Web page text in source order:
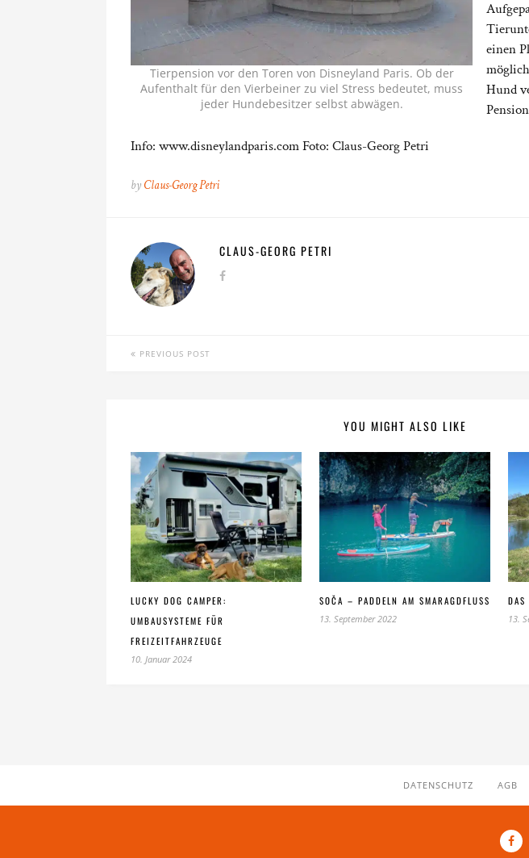
Tierpension vor den Toren von Disneyland Paris. Ob der
Aufenthalt für den Vierbeiner zu viel Stress bedeutet, muss
jeder Hundebesitzer selbst abwägen.
einen
Hund
Info: www.disneylandparis.com Foto: Claus-Georg Petri
byClaus-Georg Petri
CLAUS-GEORG PETRI
PREVIOUS POST
YOU MIGHT ALSO LIKE
LUCKY DOG CAMPER:
UMBAUSYSTEME FÜR
FREIZEITFAHRZEUGE
10. Januar 2024
SOČA – PADDELN AM SMARAGDFLUSS
13. September 2022
DAS
13.
DATENSCHUTZ AGB